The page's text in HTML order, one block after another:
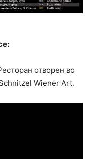
отворен во
Wiener Art.